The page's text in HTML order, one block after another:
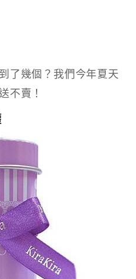
了幾個？我們今年夏天
不賣！